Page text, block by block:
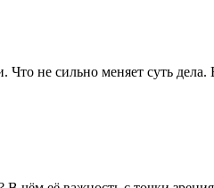
Что не сильно меняет суть